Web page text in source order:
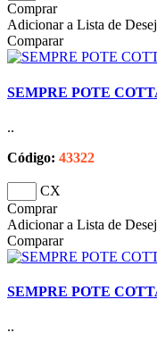
Comprar
Adicionar a Lista de
Comparar
SEMPRE POTE
..
Código: 43322
CX
Comprar
Adicionar a Lista de
Comparar
SEMPRE POTE
..